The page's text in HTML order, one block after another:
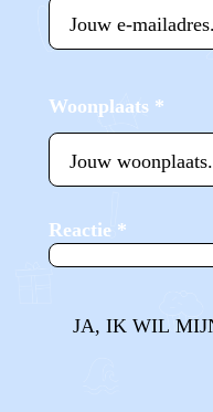
Woonplaats *
Reactie *
JA, IK WIL